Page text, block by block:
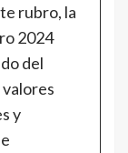
rubro, la
2024
del
valores
y